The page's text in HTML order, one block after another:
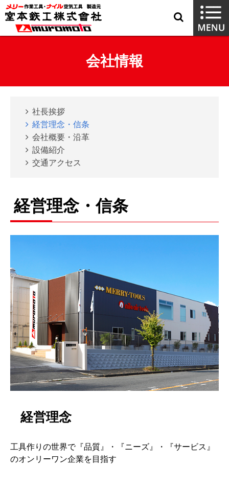
会社情報
社長挨拶
経営理念・信条
会社概要・沿革
設備紹介
交通アクセス
経営理念・信条
経営理念
工具作りの世界で『品質』・『ニーズ』・『サービス』
のオンリーワン企業を目指す